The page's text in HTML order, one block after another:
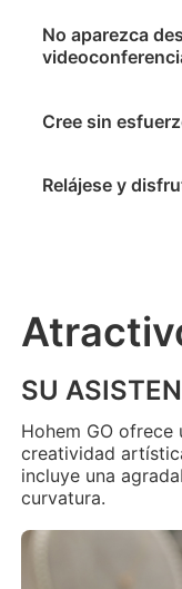
Hohem MIC-
No aparezca
Cree sin
Relájese y
SU
Hohem GO
creatividad
incluye una
curvatura.